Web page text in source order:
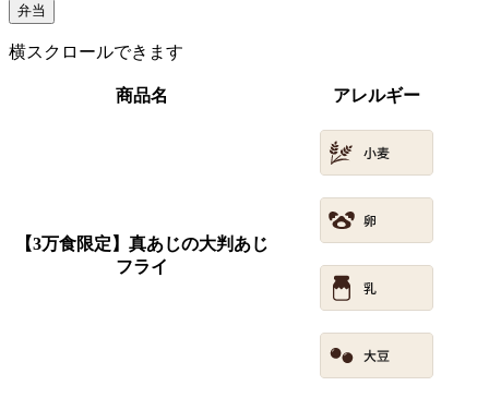
弁当
横スクロールできます
商品名 アレルギー
【3万食限定】真あじの大判あじ
フライ